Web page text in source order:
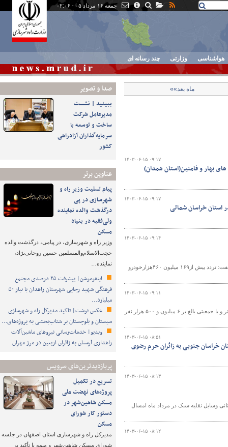
جمعه ۱۶ مرداد ۰۵ - ۰۲:۰۶
هواشناسی وزارتی چند رسانه ای
صدا و تصوير
ببینید | نشست
مدیرعامل شرکت
ساخت و توسعه با
سرمایه‌گذاران آزادراهی
کشور
عناوین برتر
پیام تسلیت وزیر راه و
شهرسازی در پی
درگذشت والده نماینده
ولی‌فقیه در بنیاد
مسکن
وزیر راه و شهرسازی، در پیامی، درگذشت والده
حجت‌الاسلام‌والمسلمین حسین روحانی‌نژاد،
نماینده…
اینفوموشن| پیشرفت ۲۵ درصدی مجتمع
فرهنگی شهید رجایی شهرستان زاهدان با نیاز ۵۰
میلیارد…
عکس نوشت| تاکید مدیرکل راه و شهرسازی
سیستان و بلوچستان بر شتاب‌بخشی به پروژه‌های…
ویدیو| خدمات‌رسانی نیروهای ماشین‌آلات
راهداری لرستان به زائران اربعین در مرز مهران
پربازدیدترین‌های سرویس
تسریع در تکمیل
پروژه‌های نهضت ملی
مسکن شاهین‌شهر در
دستور کار شورای
مسکن
مدیرکل راه و شهرسازی استان اصفهان در جلسه
شورای مسکن شاهین‌شهر و میمه با تأکید بر
ماه بعد»»
۱۴۰۳-۰۶-۱۵ ۰۹:۱۷
بهار و فامنین(استان همدان)
۱۴۰۳-۰۶-۱۵ ۰۹:۱۷
استان خراسان شمالی
۱۴۰۳-۰۶-۱۵ ۰۹:۱۴
مسئول مرکز مدیریت راههای اداره کل راهداری و حمل و نقل جاده ای آذربایجان شرقی گفت: تردد بیش از۱۶۹ میلیون ۴۶۰هزارخودرو
۱۴۰۳-۰۶-۱۵ ۰۹:۱۱
مدیر کل راه و شهرسازی خراسان رضوی گفت: استان خراسان رضوی با ۱۱۹ هزار کیلومتر و با جمعیتی بالغ بر ۶ میلیون و ۵۰۰ هزار نفر
۱۴۰۳-۰۶-۱۵ ۰۸:۵۱
خراسان جنوبی به زائران حرم رضوی
۱۴۰۳-۰۶-۱۵ ۰۸:۱۳
وسایل نقلیه سبک در مرداد ماه امسال
۱۴۰۳-۰۶-۱۵ ۰۸:۱۲